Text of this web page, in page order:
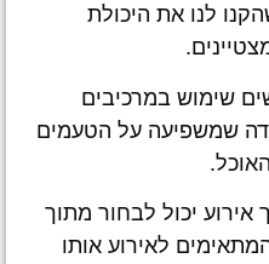
לנו את היכולת
שימוש במרכיבים
שמשפיעה על הטעמים
יכול לבחור מתוך
לאירוע אותו